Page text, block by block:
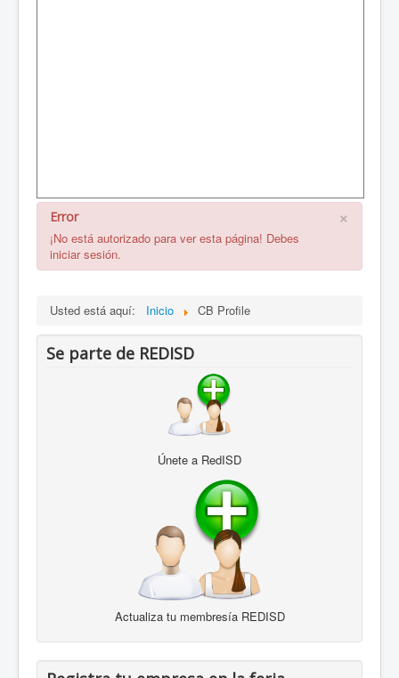
×
Error
¡No está autorizado para ver esta página! Debes
iniciar sesión.
Usted está aquí: Inicio CB Profile
Se parte de REDISD
Únete a RedISD
Actualiza tu membresía REDISD